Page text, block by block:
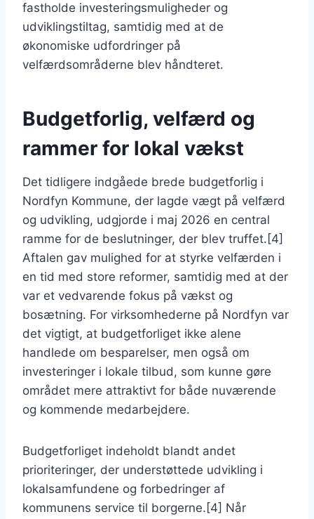
fastholde investeringsmuligheder og
udviklingstiltag, samtidig med at de
økonomiske udfordringer på
velfærdsområderne blev håndteret.
Budgetforlig, velfærd og
rammer for lokal vækst
Det tidligere indgåede brede budgetforlig i
Nordfyn Kommune, der lagde vægt på velfærd
og udvikling, udgjorde i maj 2026 en central
ramme for de beslutninger, der blev truffet.[4]
Aftalen gav mulighed for at styrke velfærden i
en tid med store reformer, samtidig med at der
var et vedvarende fokus på vækst og
bosætning. For virksomhederne på Nordfyn var
det vigtigt, at budgetforliget ikke alene
handlede om besparelser, men også om
investeringer i lokale tilbud, som kunne gøre
området mere attraktivt for både nuværende
og kommende medarbejdere.
Budgetforliget indeholdt blandt andet
prioriteringer, der understøttede udvikling i
lokalsamfundene og forbedringer af
kommunens service til borgerne.[4] Når